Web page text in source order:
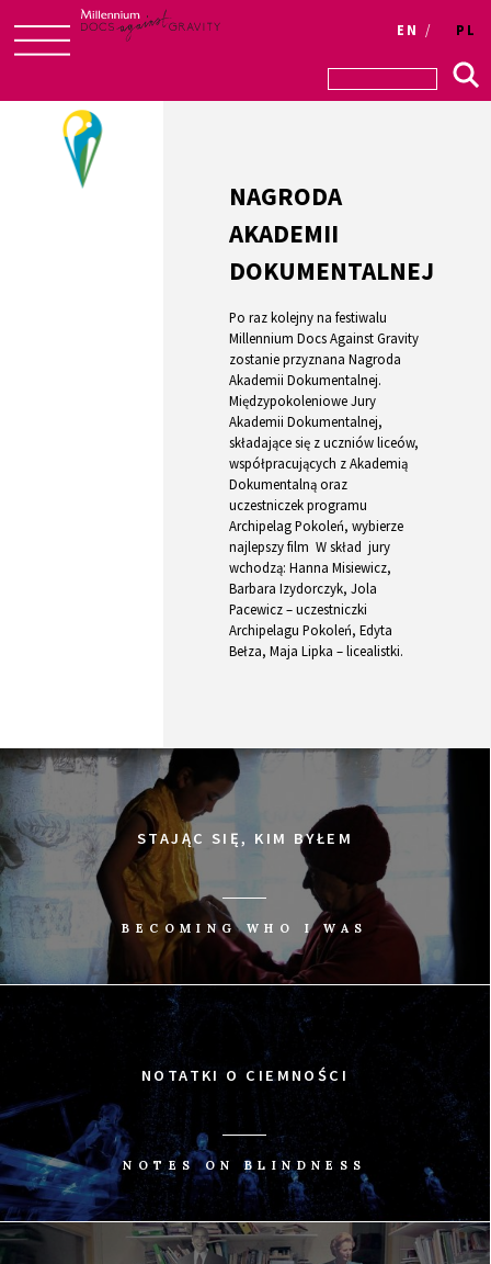
to
content
Login
EN PL
NAGRODA
AKADEMII
DOKUMENTALNEJ
Po raz kolejny na festiwalu
Millennium Docs Against Gravity
zostanie przyznana Nagroda
Akademii Dokumentalnej.
Międzypokoleniowe Jury
Akademii Dokumentalnej,
składające się z uczniów liceów,
współpracujących z Akademią
Dokumentalną oraz
uczestniczek programu
Archipelag Pokoleń, wybierze
najlepszy film W skład jury
wchodzą: Hanna Misiewicz,
Barbara Izydorczyk, Jola
Pacewicz – uczestniczki
Archipelagu Pokoleń, Edyta
Bełza, Maja Lipka – licealistki.
STAJĄC SIĘ, KIM BYŁEM
BECOMING WHO I WAS
NOTATKI O CIEMNOŚCI
NOTES ON BLINDNESS